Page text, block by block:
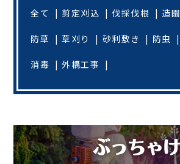
全て 剪定刈込 伐採伐根 造園
防草 草刈り 砂利敷き 防虫
消毒 外構工事